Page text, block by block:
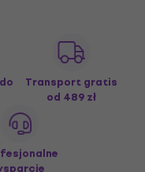
Transport gratis
od 489 zł